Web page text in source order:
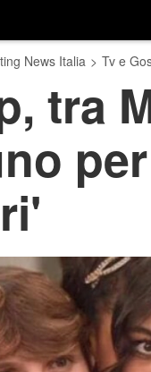
News Italia > Tv e
tra